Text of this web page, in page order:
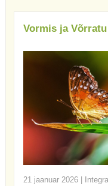
Vormis ja Võrratu
21 jaanuar 2026